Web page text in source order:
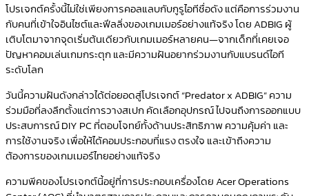
โปรเจกต์ครั้งนี้ไม่ใช่เพียงการคอลแลบกับกูรูไอทีชื่อดัง แต่คือการร่วมงาน
กับคนที่เข้าใจอินไซต์และฟีลลิ่งของเกมเมอร์อย่างแท้จริง โดย ADBIG ผู้
เติบโตมาจากจุดเริ่มต้นเดียวกับเกมเมอร์หลายคน—จากเด็กที่เคยเจอ
ปัญหาคอมเล่นเกมกระตุก และมีความฝันอยากร่วมงานกับแบรนด์ไอที
ระดับโลก
วันนี้ความฝันดังกล่าวได้ต่อยอดสู่โปรเจกต์ “Predator x ADBIG” ความ
ร่วมมือที่ลงลึกตั้งแต่การวางสเปก คัดเลือกอุปกรณ์ ไปจนถึงการออกแบบ
ประสบการณ์ DIY PC ที่ตอบโจทย์ทั้งด้านประสิทธิภาพ ความคุ้มค่า และ
การใช้งานจริง เพื่อให้ได้คอมประกอบที่แรง ตรงใจ และเข้าถึงความ
ต้องการของเกมเมอร์ไทยอย่างแท้จริง
ความพีคของโปรเจกต์นี้อยู่ที่การประกอบเครื่องโดย Acer Operations